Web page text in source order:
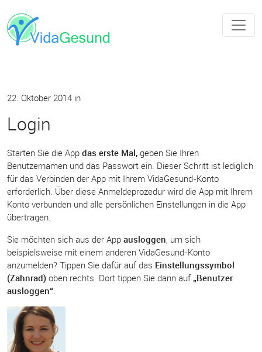
22. Oktober 2014 in
Login
Starten Sie die App das erste Mal, geben Sie Ihren
Benutzernamen und das Passwort ein. Dieser Schritt ist lediglich
für das Verbinden der App mit Ihrem VidaGesund-Konto
erforderlich. Über diese Anmeldeprozedur wird die App mit Ihrem
Konto verbunden und alle persönlichen Einstellungen in die App
übertragen.
Sie möchten sich aus der App ausloggen, um sich
beispielsweise mit einem anderen VidaGesund-Konto
anzumelden? Tippen Sie dafür auf das Einstellungssymbol
(Zahnrad) oben rechts. Dort tippen Sie dann auf „Benutzer
ausloggen“.